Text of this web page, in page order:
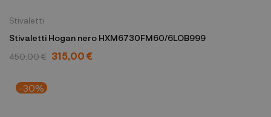
Stivaletti
Stivaletti Hogan nero HXM6730FM60/6LOB999
450,00 € 315,00 €
-30%